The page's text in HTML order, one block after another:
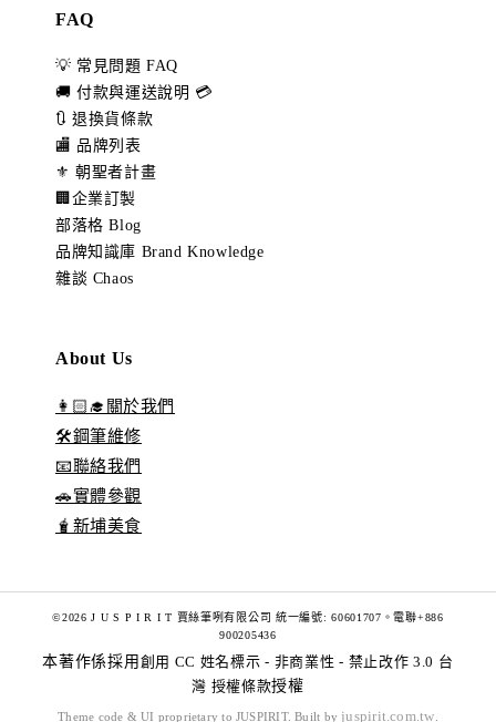
FAQ
💡 常見問題 FAQ
🚚 付款與運送說明 💳
🔃 退換貨條款
🏬 品牌列表
⚜️ 朝聖者計畫
🏢企業訂製
部落格 Blog
品牌知識庫 Brand Knowledge
雜談 Chaos
About Us
👩🏻‍🎓關於我們
🛠️鋼筆維修
📧聯絡我們
🚗實體參觀
🧋新埔美食
©2026 J U S P I R I T 賈絲筆咧有限公司 統一編號: 60601707。電聯+886
900205436
本著作係採用 創用 CC 姓名標示 - 非商業性 - 禁止改作 3.0 台
灣 授權條款授權
Theme code & UI proprietary to JUSPIRIT. Built by juspirit.com.tw